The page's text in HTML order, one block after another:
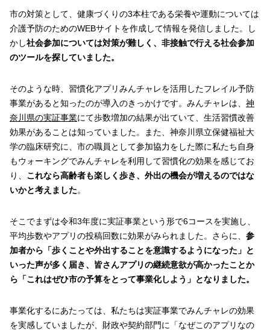
市の対策として、健康づくりの3本柱である栄養や運動については
介護予防のためのWEBサイトを作成して情報を発信しました。し
かし社会参加については対策が難しく、非接触で行える社会参加
のツールを探していました。
そのような時、習慣化アプリみんチャレを活用したフレイル予防
事業があると知ったのが導入のきっかけです。みんチャレは、 神
奈川県の実証事業にて歩数増加の結果が出ていて、生活習慣改善
効果があることは知っていました。また、神奈川県立保健福祉大
学の臨床研究に、市の職員として参加協力をした際に私たち自身
もウォーキングでみんチャレを利用して習慣化の効果を感じてお
り、 これなら高齢者も楽しく歩き、外出の機会が増えるのではな
いかと考えました。
そこでまずは令和3年度に実証事業という形で6コースを実施し、
平均歩数やアプリの投稿回数に効果がみられました。さらに、 参
加者から「歩くことや外出することを意識するようになった」と
いった声が多く届き、皆さんアプリの継続意欲が高かったことか
ら「これはぜひ市の予算をとって事業化しよう」となりました。
事業化するにあたっては、私たちは実証事業でみんチャレの効果
を実感していましたが、財政や契約部門に「なぜこのアプリなの